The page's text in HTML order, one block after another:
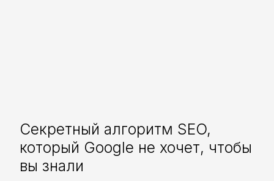
Секретный алгоритм SEO,
который Google не хочет, чтобы
вы знали